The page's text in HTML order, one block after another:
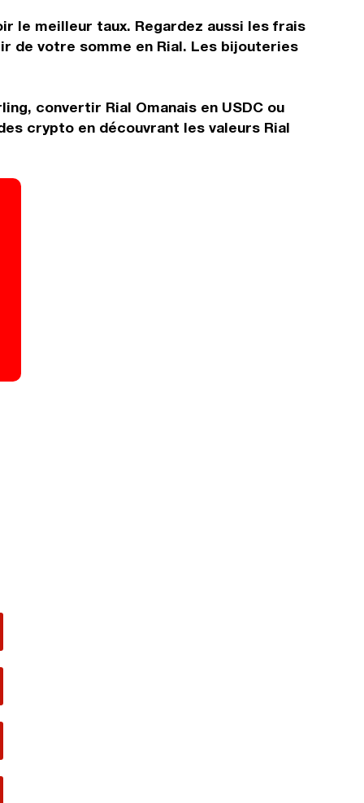
le meilleur taux. Regardez aussi les frais
de votre somme en Rial. Les bijouteries
convertir Rial Omanais en USDC ou
crypto en découvrant les valeurs Rial